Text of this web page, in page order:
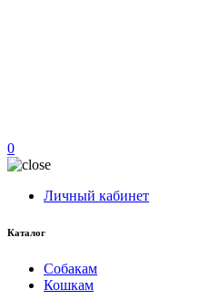
0
Личный кабинет
Каталог
Собакам
Кошкам